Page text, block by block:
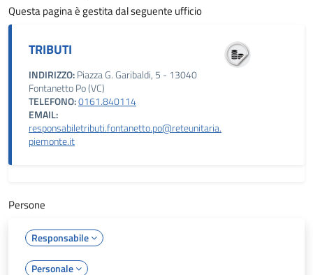
Questa pagina è gestita dal seguente ufficio
TRIBUTI
INDIRIZZO:Piazza G. Garibaldi, 5 - 13040
Fontanetto Po (VC)
TELEFONO:0161.840114
EMAIL:
responsabiletributi.fontanetto.po@reteunitaria.
piemonte.it
Persone
Responsabile
Personale